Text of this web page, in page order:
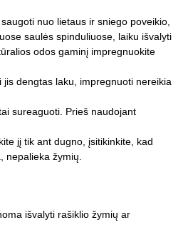
nuo lietaus ir sniego poveikio,
saulės spinduliuose, laiku išvalyti
odos gaminį impregnuokite
dengtas laku, impregnuoti nereikia
sureaguoti. Prieš naudojant
jį tik ant dugno, įsitikinkite, kad
nepalieka žymių.
išvalyti rašiklio žymių ar